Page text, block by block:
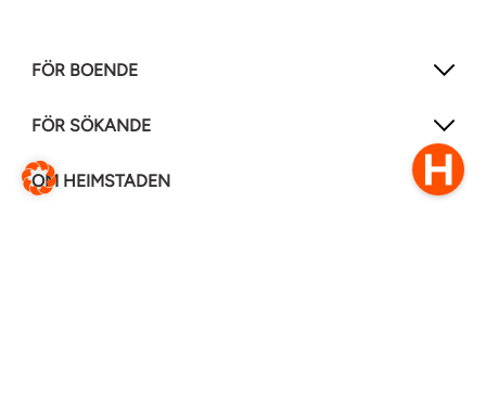
FÖR BOENDE
FÖR SÖKANDE
OM HEIMSTADEN